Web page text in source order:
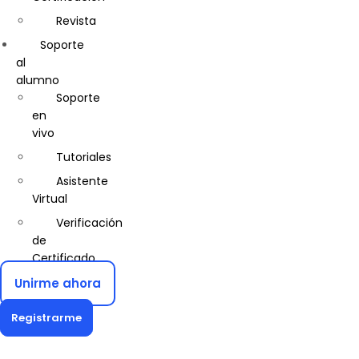
Civil
Control
de
Calidad
Cosmetología
Diseño
de
Interiores
Gráfico
Diseño
y
Gestión
de
Revista
Soporte
al
alumno
Soporte
en
vivo
Tutoriales
Asistente
Virtual
Verificación
de
Certificado
Unirme ahora
Registrarme